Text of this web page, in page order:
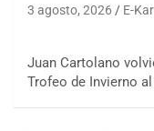
3 agosto, 2026 E-
Juan Cartolano
Trofeo de Invierno
Ramiro Tot (Asfalto)
KDO - F6
Ciudad de Trenque